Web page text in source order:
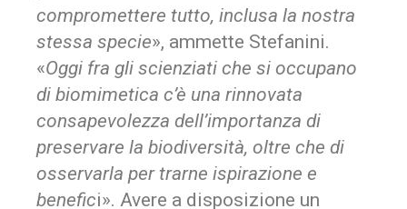
compromettere tutto, inclusa la nostra
stessa specie», ammette Stefanini.
«Oggi fra gli scienziati che si occupano
di biomimetica c’è una rinnovata
consapevolezza dell’importanza di
preservare la biodiversità, oltre che di
osservarla per trarne ispirazione e
benefici». Avere a disposizione un